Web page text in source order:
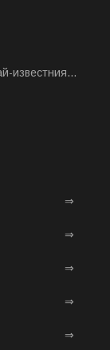
известния...
⇒
⇒
⇒
⇒
⇒